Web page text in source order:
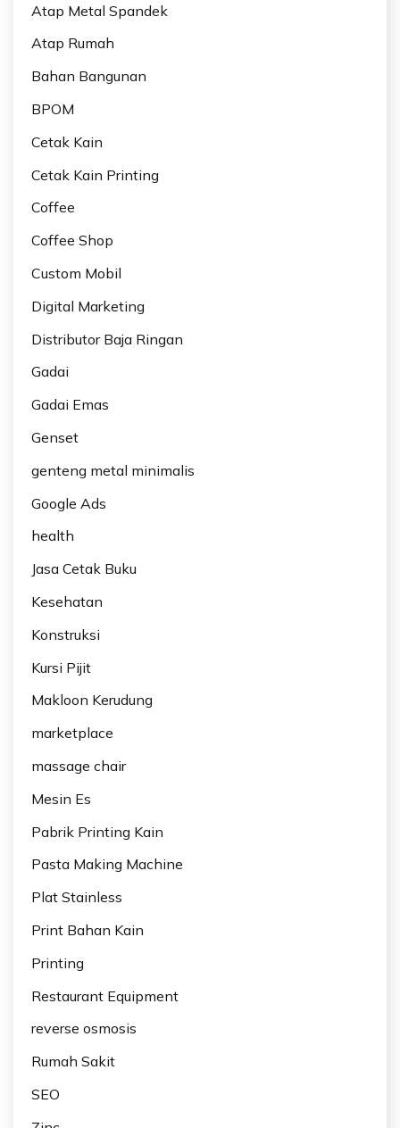
Atap Metal Spandek
Atap Rumah
Bahan Bangunan
BPOM
Cetak Kain
Cetak Kain Printing
Coffee
Coffee Shop
Custom Mobil
Digital Marketing
Distributor Baja Ringan
Gadai
Gadai Emas
Genset
genteng metal minimalis
Google Ads
health
Jasa Cetak Buku
Kesehatan
Konstruksi
Kursi Pijit
Makloon Kerudung
marketplace
massage chair
Mesin Es
Pabrik Printing Kain
Pasta Making Machine
Plat Stainless
Print Bahan Kain
Printing
Restaurant Equipment
reverse osmosis
Rumah Sakit
SEO